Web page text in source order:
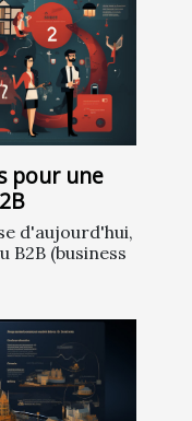
pour une
d'aujourd'hui,
B2B (business